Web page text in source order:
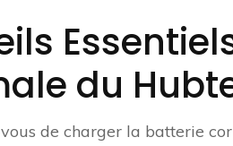
du
de charger la batterie